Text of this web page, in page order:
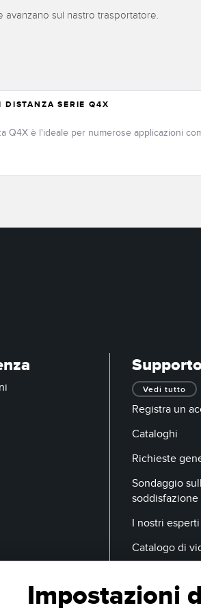
sul nastro trasportatore.
DISTANZA SERIE Q4X
Q4X è l'ideale per numerose applicazioni
Vedi tutto
Registra un
Cataloghi
Richieste
Sondaggio
I nostri esperti
Catalogo di
Impostazioni